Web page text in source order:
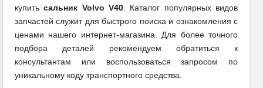
купитьсальник Volvo V40. Каталог популярных видов
запчастей служит для быстрого поиска и ознакомления с
ценами нашего интернет-магазина. Для более точного
подбора деталей рекомендуем обратиться к
консультантам или воспользоваться запросом по
уникальному коду транспортного средства.